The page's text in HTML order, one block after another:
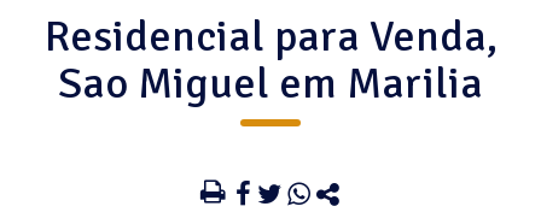
Residencial para Venda,
Sao Miguel em Marilia